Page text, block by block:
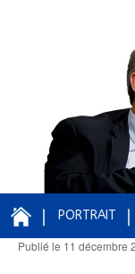
PORTRAIT
Publié le 11 décembre